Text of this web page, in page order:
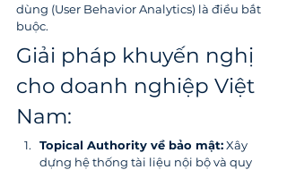
dùng (User Behavior Analytics) là điều bắt
buộc.
Giải pháp khuyến nghị
cho doanh nghiệp Việt
Nam:
Topical Authority về bảo mật: Xây
dựng hệ thống tài liệu nội bộ và quy